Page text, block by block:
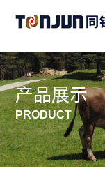
产品展示
PRODUCT